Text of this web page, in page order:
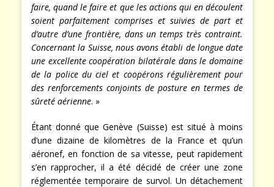
faire, quand le faire et que les actions qui en découlent
soient parfaitement comprises et suivies de part et
d’autre d’une frontière, dans un temps très contraint.
Concernant la Suisse, nous avons établi de longue date
une excellente coopération bilatérale dans le domaine
de la police du ciel et coopérons régulièrement pour
des renforcements conjoints de posture en termes de
sûreté aérienne. »
Étant donné que Genève (Suisse) est situé à moins
d’une dizaine de kilomètres de la France et qu’un
aéronef, en fonction de sa vitesse, peut rapidement
s’en rapprocher, il a été décidé de créer une zone
réglementée temporaire de survol. Un détachement